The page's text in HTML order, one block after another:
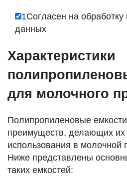
1Согласен на обработку
данных
Характеристики
для молочного
Полипропиленовые
преимуществ, делающих
использования в
Ниже представлены
таких емкостей: